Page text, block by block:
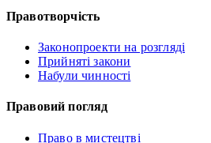
Правотворчість
Законопроекти на розгляді
Прийняті закони
Набули чинності
Правовий погляд
Право в мистецтві